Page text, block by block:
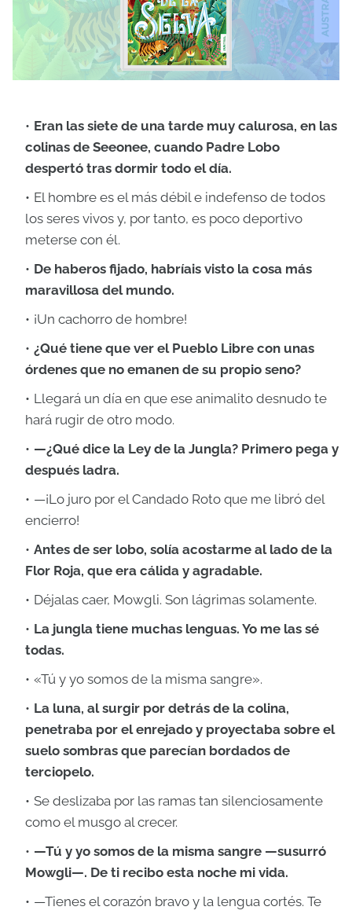
Eran las siete de una tarde muy calurosa, en las
colinas de Seeonee, cuando Padre Lobo
despertó tras dormir todo el día.
El hombre es el más débil e indefenso de todos
los seres vivos y, por tanto, es poco deportivo
meterse con él.
De haberos fijado, habríais visto la cosa más
maravillosa del mundo.
¡Un cachorro de hombre!
¿Qué tiene que ver el Pueblo Libre con unas
órdenes que no emanen de su propio seno?
Llegará un día en que ese animalito desnudo te
hará rugir de otro modo.
—¿Qué dice la Ley de la Jungla? Primero pega y
después ladra.
—¡Lo juro por el Candado Roto que me libró del
encierro!
Antes de ser lobo, solía acostarme al lado de la
Flor Roja, que era cálida y agradable.
Déjalas caer, Mowgli. Son lágrimas solamente.
La jungla tiene muchas lenguas. Yo me las sé
todas.
«Tú y yo somos de la misma sangre».
La luna, al surgir por detrás de la colina,
penetraba por el enrejado y proyectaba sobre el
suelo sombras que parecían bordados de
terciopelo.
Se deslizaba por las ramas tan silenciosamente
como el musgo al crecer.
—Tú y yo somos de la misma sangre —susurró
Mowgli—. De ti recibo esta noche mi vida.
—Tienes el corazón bravo y la lengua cortés. Te